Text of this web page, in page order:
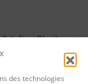
des technologies
d’écriture.